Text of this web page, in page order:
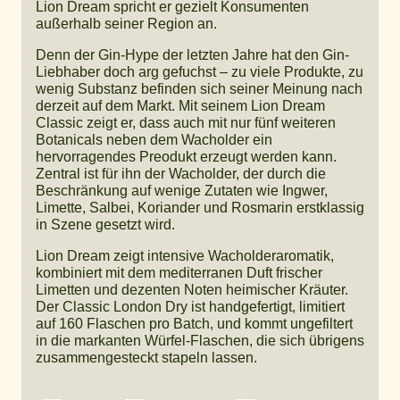
Lion Dream spricht er gezielt Konsumenten
außerhalb seiner Region an.
Denn der Gin-Hype der letzten Jahre hat den Gin-
Liebhaber doch arg gefuchst – zu viele Produkte, zu
wenig Substanz befinden sich seiner Meinung nach
derzeit auf dem Markt. Mit seinem Lion Dream
Classic zeigt er, dass auch mit nur fünf weiteren
Botanicals neben dem Wacholder ein
hervorragendes Preodukt erzeugt werden kann.
Zentral ist für ihn der Wacholder, der durch die
Beschränkung auf wenige Zutaten wie Ingwer,
Limette, Salbei, Koriander und Rosmarin erstklassig
in Szene gesetzt wird.
Lion Dream zeigt intensive Wacholderaromatik,
kombiniert mit dem mediterranen Duft frischer
Limetten und dezenten Noten heimischer Kräuter.
Der Classic London Dry ist handgefertigt, limitiert
auf 160 Flaschen pro Batch, und kommt ungefiltert
in die markanten Würfel-Flaschen, die sich übrigens
zusammengesteckt stapeln lassen.